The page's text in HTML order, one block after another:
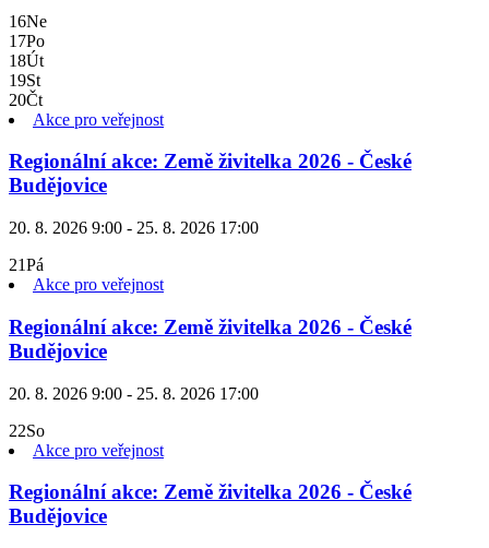
16Ne
17Po
18Út
19St
20Čt
Akce pro veřejnost
Regionální akce: Země živitelka 2026 - České
Budějovice
20. 8. 2026 9:00 - 25. 8. 2026 17:00
21Pá
Akce pro veřejnost
Regionální akce: Země živitelka 2026 - České
Budějovice
20. 8. 2026 9:00 - 25. 8. 2026 17:00
22So
Akce pro veřejnost
Regionální akce: Země živitelka 2026 - České
Budějovice